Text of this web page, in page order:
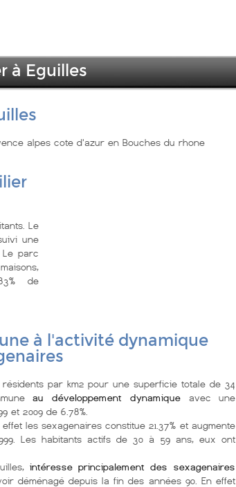
à Eguilles
alpes cote d'azur en Bouches du rhone
Le
une
Le parc
de
à l'activité dynamique
par km2 pour une superficie totale de 34
au développement dynamique avec une
et 2009 de 6.78%.
les sexagenaires constitue 21.37% et augmente
Les habitants actifs de 30 à 59 ans, eux ont
intéresse principalement des sexagenaires
déménagé depuis la fin des années 90. En effet